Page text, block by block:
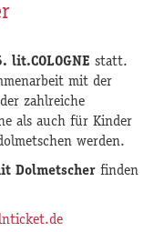
lit.COLOGNE statt.
mit der
zahlreiche
als auch für Kinder
werden.
Dolmetscher finden